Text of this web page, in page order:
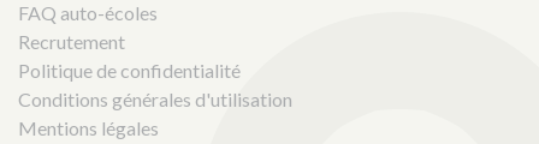
FAQ auto-écoles
Recrutement
Politique de confidentialité
Conditions générales d'utilisation
Mentions légales